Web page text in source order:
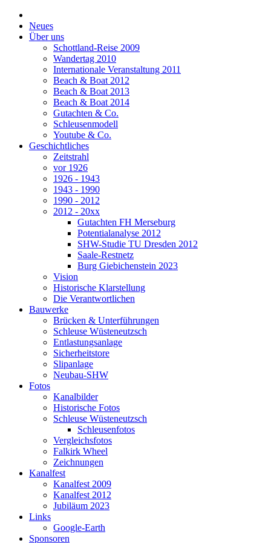
Neues
Über uns
Schottland-Reise 2009
Wandertag 2010
Internationale Veranstaltung 2011
Beach & Boat 2012
Beach & Boat 2013
Beach & Boat 2014
Gutachten & Co.
Schleusenmodell
Youtube & Co.
Geschichtliches
Zeitstrahl
vor 1926
1926 - 1943
1943 - 1990
1990 - 2012
2012 - 20xx
Gutachten FH Merseburg
Potentialanalyse 2012
SHW-Studie TU Dresden 2012
Saale-Restnetz
Burg Giebichenstein 2023
Vision
Historische Klarstellung
Die Verantwortlichen
Bauwerke
Brücken & Unterführungen
Schleuse Wüsteneutzsch
Entlastungsanlage
Sicherheitstore
Slipanlage
Neubau-SHW
Fotos
Kanalbilder
Historische Fotos
Schleuse Wüsteneutzsch
Schleusenfotos
Vergleichsfotos
Falkirk Wheel
Zeichnungen
Kanalfest
Kanalfest 2009
Kanalfest 2012
Jubiläum 2023
Links
Google-Earth
Sponsoren